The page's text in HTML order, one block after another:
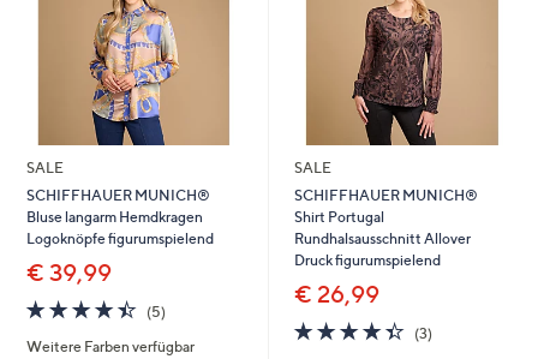
SALE
SCHIFFHAUER MUNICH®
Bluse langarm Hemdkragen
Logoknöpfe figurumspielend
€ 39,99
4.4
von
5
(5)
Weitere Farben verfügbar
SALE
SCHIFFHAUER MUNICH®
Shirt Portugal
Rundhalsausschnitt Allover
Druck figurumspielend
€ 26,99
4.3
von
(3)3